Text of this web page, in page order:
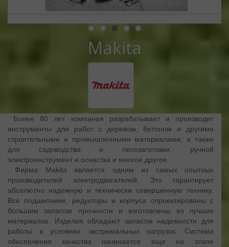
Makita
Более 80 лет компания разрабатывает и производит
инструменты для работ с деревом, бетоном и другими
строительными и промышленными материалами, а также
для садоводства и лесозаготовки, ручной
электроинструмент и оснастка и многое другое.
Фирма Makita является одним из самых опытных
производителей электродвигателей. Это гарантирует
абсолютно надежную и технически совершенную технику.
Все подшипники, редукторы и корпуса спроектированы с
большим запасом прочности и изготовлены из лучших
материалов. Изделия обладают запасом надежности для
работы в условиях экстремальных нагрузок. Система
обеспечения качества начинается еще на этапе